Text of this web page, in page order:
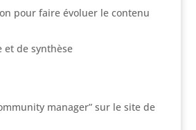
pour faire évoluer le contenu
et de synthèse
manager” sur le site de